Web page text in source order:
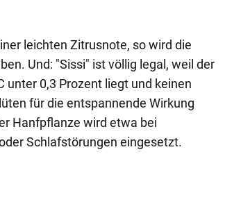
leichten Zitrusnote, so wird die
Und: "Sissi" ist völlig legal, weil der
0,3 Prozent liegt und keinen
für die entspannende Wirkung
Hanfpflanze wird etwa bei
Schlafstörungen eingesetzt.